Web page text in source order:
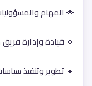
🌟 المهام
🔹 قيادة وإدارة فريق
🔹 تطوير وتنفيذ